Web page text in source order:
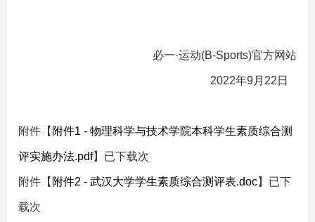
必一·运动(B-Sports)官方网站
2022年9月 22 日
附件【 附件1 - 物理科学与技术学院本科学生素质综合测
评实施办法.pdf】已下载次
附件【 附件2 - 武汉大学学生素质综合测评表.doc】已下
载次